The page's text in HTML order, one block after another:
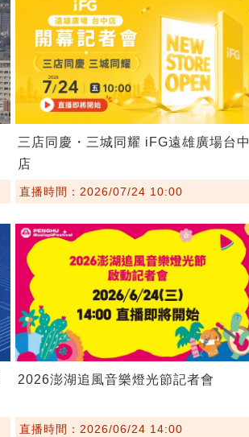
三店同慶・三城同耀 iFG遠雄廣場台中
店
直播時間：2026/07/24 10:00
2026澎湖追風音樂燈光節記者會
直播時間：2026/06/24 14:00